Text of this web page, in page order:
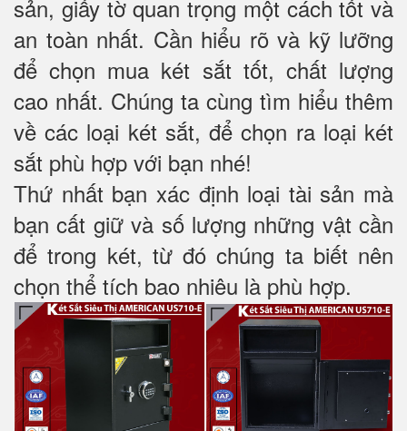
sản, giấy tờ quan trọng một cách tốt và
an toàn nhất. Cần hiểu rõ và kỹ lưỡng
để chọn mua két sắt tốt, chất lượng
cao nhất. Chúng ta cùng tìm hiểu thêm
về các loại két sắt, để chọn ra loại két
sắt phù hợp với bạn nhé!
Thứ nhất bạn xác định loại tài sản mà
bạn cất giữ và số lượng những vật cần
để trong két, từ đó chúng ta biết nên
chọn thể tích bao nhiêu là phù hợp.